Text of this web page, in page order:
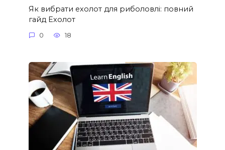
Як вибрати ехолот для риболовлі: повний
гайд Ехолот
0 18